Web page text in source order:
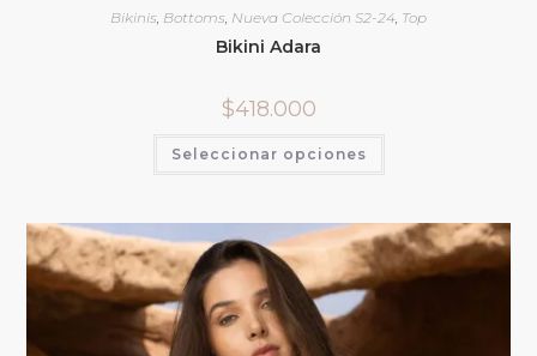
Bikinis Bottoms Nueva Colección S2-24 Top
Bikini Adara
$418.000
Seleccionar opciones